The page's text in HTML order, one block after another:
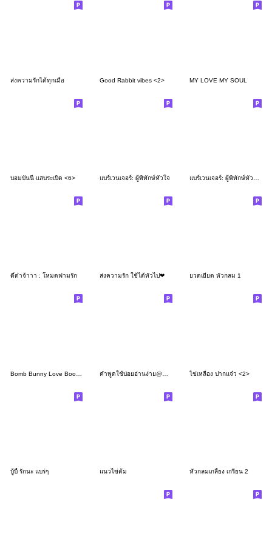
ส่งความรักได้ทุกเมื่อ Good Rabbit vibes <2> MY LOVE MY SOUL
บอมบันนี่ แสบระเบิด <6> แบร์เวนเจอร์: ผู้พิทักษ์หัวใจ
ดี๋ด๋าจ้าาา : โหมดฟามรัก ส่งความรัก ใช้ได้ทั่วไป❤ ยวดเยียด หัวกลม 1
ไข่เหลือง ปากแจ๋ว <2>
บู้บี้ รักนะ แบร่ๆ แนวไข่ต้ม หัวกลมเกลี้ยง เกรียน 2